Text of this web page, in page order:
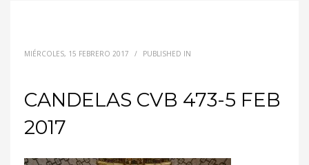
MIÉRCOLES, 15 FEBRERO 2017 / PUBLISHED IN
CANDELAS CVB 473-5 FEB
2017